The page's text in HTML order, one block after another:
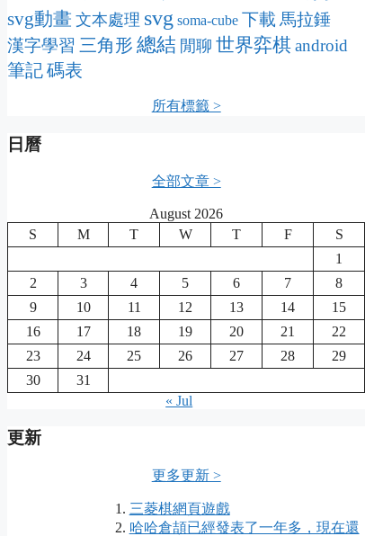
svg動畫 文本處理 svg soma-cube 下載 馬拉錘
漢字學習 三角形 總結 閒聊 世界弈棋android
筆記碼表
所有標籤 >
日曆
全部文章 >
August 2026
S
M T W T F
S
1
2
3 4 5 6 7
8
9
10 11 12 13 14
15
16
17 18 19 20 21
22
23
24 25 26 27 28
29
30
31
« Jul
更新
更多更新 >
三菱棋網頁遊戲
哈哈倉頡已經發表了一年多，現在還